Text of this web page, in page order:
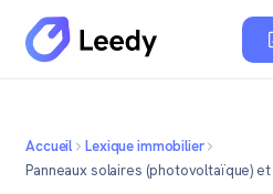
Accueil
Lexique immobilier
Panneaux solaires (photovoltaïque)